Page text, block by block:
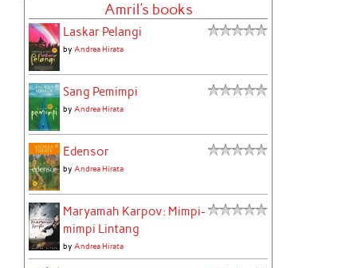
Amril's books
Laskar Pelangi
byAndrea Hirata
Sang Pemimpi
byAndrea Hirata
Edensor
byAndrea Hirata
Maryamah Karpov: Mimpi-
mimpi Lintang
byAndrea Hirata